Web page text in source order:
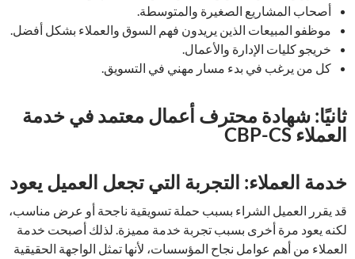
أصحاب المشاريع الصغيرة والمتوسطة.
موظفو المبيعات الذين يريدون فهم السوق والعملاء بشكل أفضل.
خريجو كليات الإدارة والأعمال.
كل من يرغب في بدء مسار مهني في التسويق.
ثانيًا: شهادة محترف أعمال معتمد في خدمة
العملاء CBP-CS
خدمة العملاء: التجربة التي تجعل العميل يعود
قد يقرر العميل الشراء بسبب حملة تسويقية ناجحة أو عرض مناسب،
لكنه يعود مرة أخرى بسبب تجربة خدمة مميزة. لذلك أصبحت خدمة
العملاء من أهم عوامل نجاح المؤسسات، لأنها تمثل الواجهة الحقيقية